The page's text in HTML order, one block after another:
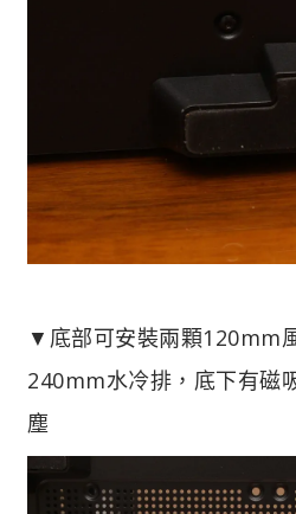
▼底部可安裝兩顆120mm
240mm水冷排，底下有磁
塵